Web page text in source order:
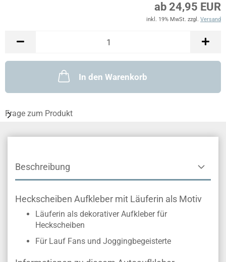
ab 24,95 EUR
inkl. 19% MwSt. zzgl. Versand
In den Warenkorb
Frage zum Produkt
Beschreibung
Heckscheiben Aufkleber mit Läuferin als Motiv
Läuferin als dekorativer Aufkleber für
Heckscheiben
Für Lauf Fans und Joggingbegeisterte